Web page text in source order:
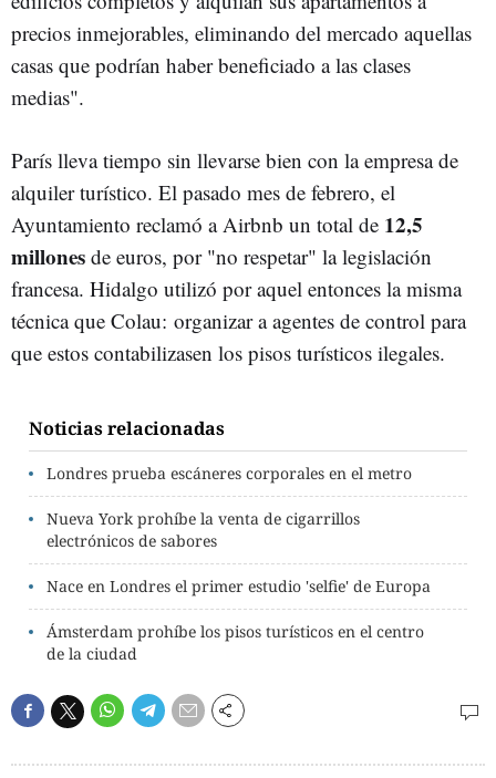
precios inmejorables, eliminando del mercado aquellas
casas que podrían haber beneficiado a las clases
medias".
París lleva tiempo sin llevarse bien con la empresa de
alquiler turístico. El pasado mes de febrero, el
Ayuntamiento reclamó a Airbnb un total de 12,5
millones de euros, por "no respetar" la legislación
francesa. Hidalgo utilizó por aquel entonces la misma
técnica que Colau: organizar a agentes de control para
que estos contabilizasen los pisos turísticos ilegales.
Noticias relacionadas
Londres prueba escáneres corporales en el metro
Nueva York prohíbe la venta de cigarrillos
electrónicos de sabores
Nace en Londres el primer estudio 'selfie' de Europa
Ámsterdam prohíbe los pisos turísticos en el centro
de la ciudad